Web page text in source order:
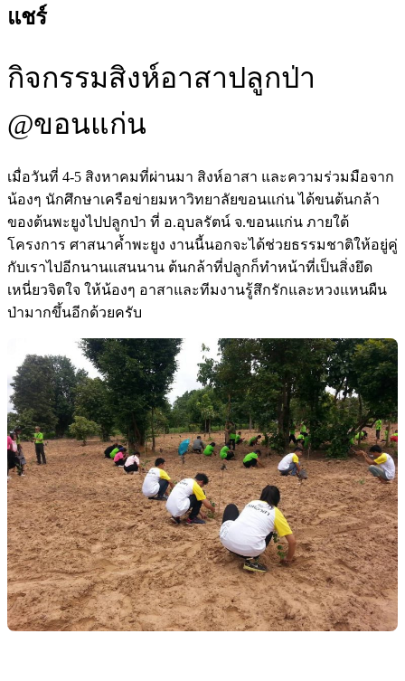
แชร์
กิจกรรมสิงห์อาสาปลูกป่า
@ขอนแก่น
เมื่อวันที่ 4-5 สิงหาคมที่ผ่านมา สิงห์อาสา และความร่วมมือจาก
น้องๆ นักศึกษาเครือข่ายมหาวิทยาลัยขอนแก่น ได้ขนต้นกล้า
ของต้นพะยูงไปปลูกป่า ที่ อ.อุบลรัตน์ จ.ขอนแก่น ภายใต้
โครงการ ศาสนาค้ำพะยูง งานนี้นอกจะได้ช่วยธรรมชาติให้อยู่คู่
กับเราไปอีกนานแสนนาน ต้นกล้าที่ปลูกก็ทำหน้าที่เป็นสิ่งยึด
เหนี่ยวจิตใจ ให้น้องๆ อาสาและทีมงานรู้สึกรักและหวงแหนผืน
ป่ามากขึ้นอีกด้วยครับ